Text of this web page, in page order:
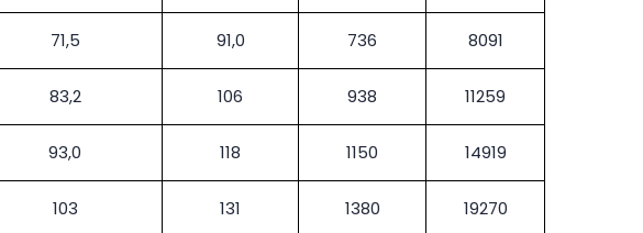
71,5 91,0 736 8091
83,2 106 938 11259
93,0 118 1150 14919
103 131 1380 19270